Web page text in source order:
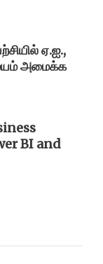
ஏ.ஐ.,
அமைக்க
BI and